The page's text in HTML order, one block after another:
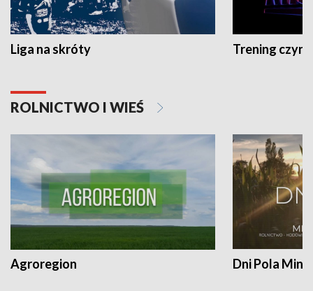
Liga na skróty Trening czyni
ROLNICTWO I WIEŚ
Agroregion Dni Pola